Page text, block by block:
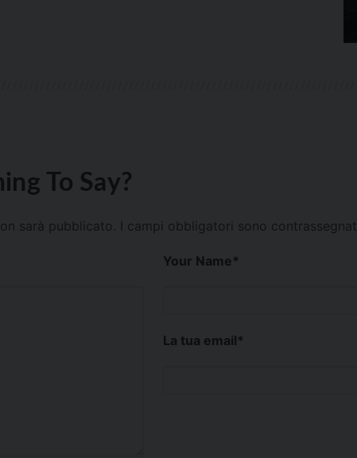
To Say?
sarà pubblicato. I campi obbligatori sono contrassegnati
Your Name*
La tua email*